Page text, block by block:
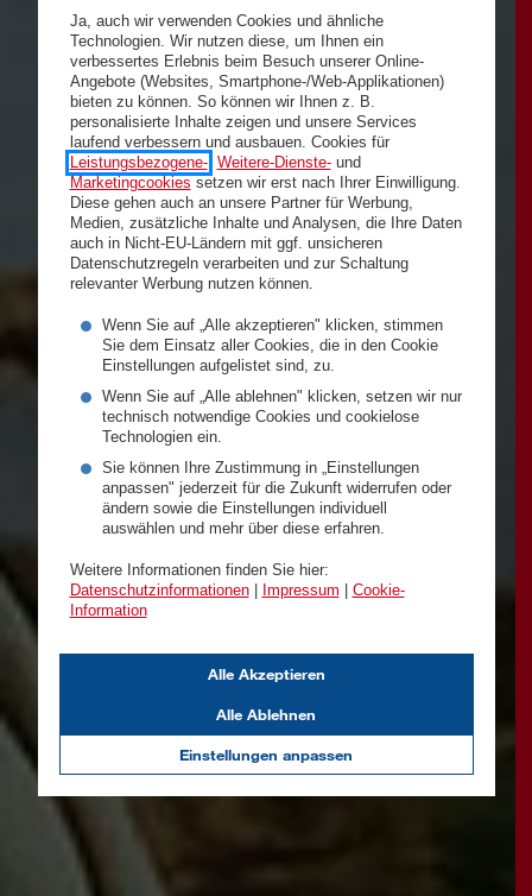
Ja, auch wir verwenden Cookies und ähnliche
Technologien. Wir nutzen diese, um Ihnen ein
verbessertes Erlebnis beim Besuch unserer Online-
Angebote (Websites, Smartphone-/Web-Applikationen)
bieten zu können. So können wir Ihnen z. B.
personalisierte Inhalte zeigen und unsere Services
laufend verbessern und ausbauen. Cookies für
Leistungsbezogene-, Weitere-Dienste-und
Marketingcookies setzen wir erst nach Ihrer Einwilligung.
Diese gehen auch an unsere Partner für Werbung,
Medien, zusätzliche Inhalte und Analysen, die Ihre Daten
auch in Nicht-EU-Ländern mit ggf. unsicheren
Datenschutzregeln verarbeiten und zur Schaltung
relevanter Werbung nutzen können.
Wenn Sie auf „Alle akzeptieren" klicken, stimmen
Sie dem Einsatz aller Cookies, die in den Cookie
Einstellungen aufgelistet sind, zu.
Wenn Sie auf „Alle ablehnen" klicken, setzen wir nur
technisch notwendige Cookies und cookielose
Technologien ein.
Sie können Ihre Zustimmung in „Einstellungen
anpassen" jederzeit für die Zukunft widerrufen oder
ändern sowie die Einstellungen individuell
auswählen und mehr über diese erfahren.
Weitere Informationen finden Sie hier:
Datenschutzinformationen| Impressum
Cookie-
Information
Einstellungen anpassen
Alle Ablehnen
Alle Akzeptieren